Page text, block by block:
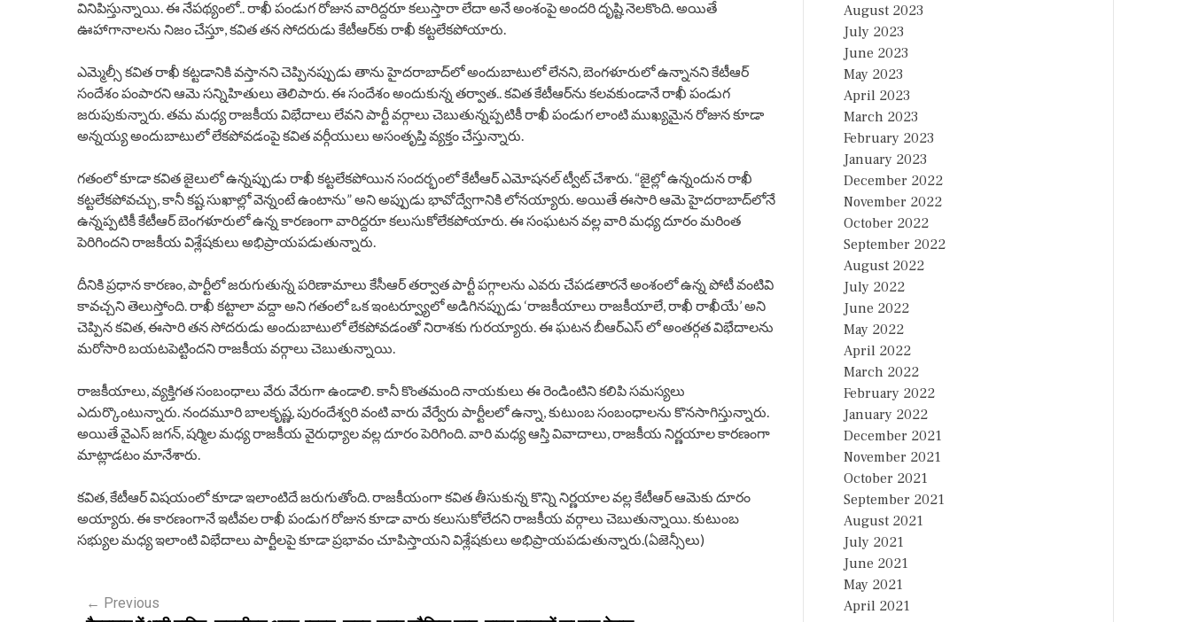
వినిపిస్తున్నాయి. ఈ నేపథ్యంలో.. రాఖీ పండుగ రోజున వారిద్దరూ కలుస్తారా లేదా అనే అంశంపై అందరి దృష్టి నెలకొంది. అయితే
ఊహాగానాలను నిజం చేస్తూ, కవిత తన సోదరుడు కేటీఆర్‌కు రాఖీ కట్టలేకపోయారు.
ఎమ్మెల్సీ కవిత రాఖీ కట్టడానికి వస్తానని చెప్పినప్పుడు తాను హైదరాబాద్‌లో అందుబాటులో లేనని, బెంగళూరులో ఉన్నానని కేటీఆర్
సందేశం పంపారని ఆమె సన్నిహితులు తెలిపారు. ఈ సందేశం అందుకున్న తర్వాత.. కవిత కేటీఆర్‌ను కలవకుండానే రాఖీ పండుగ
జరుపుకున్నారు. తమ మధ్య రాజకీయ విభేదాలు లేవని పార్టీ వర్గాలు చెబుతున్నప్పటికీ రాఖీ పండుగ లాంటి ముఖ్యమైన రోజున కూడా
అన్నయ్య అందుబాటులో లేకపోవడంపై కవిత వర్గీయులు అసంతృప్తి వ్యక్తం చేస్తున్నారు.
గతంలో కూడా కవిత జైలులో ఉన్నప్పుడు రాఖీ కట్టలేకపోయిన సందర్భంలో కేటీఆర్ ఎమోషనల్ ట్వీట్ చేశారు. “జైల్లో ఉన్నందున రాఖీ
కట్టలేకపోవచ్చు, కానీ కష్ట సుఖాల్లో వెన్నంటే ఉంటాను” అని అప్పుడు భావోద్వేగానికి లోనయ్యారు. అయితే ఈసారి ఆమె హైదరాబాద్‌లోనే
ఉన్నప్పటికీ కేటీఆర్ బెంగళూరులో ఉన్న కారణంగా వారిద్దరూ కలుసుకోలేకపోయారు. ఈ సంఘటన వల్ల వారి మధ్య దూరం మరింత
పెరిగిందని రాజకీయ విశ్లేషకులు అభిప్రాయపడుతున్నారు.
దీనికి ప్రధాన కారణం, పార్టీలో జరుగుతున్న పరిణామాలు కేసీఆర్ తర్వాత పార్టీ పగ్గాలను ఎవరు చేపడతారనే అంశంలో ఉన్న పోటీ వంటివి
కావచ్చని తెలుస్తోంది. రాఖీ కట్టాలా వద్దా అని గతంలో ఒక ఇంటర్వ్యూలో అడిగినప్పుడు ‘రాజకీయాలు రాజకీయాలే, రాఖీ రాఖీయే’ అని
చెప్పిన కవిత, ఈసారి తన సోదరుడు అందుబాటులో లేకపోవడంతో నిరాశకు గురయ్యారు. ఈ ఘటన బీఆర్ఎస్ లో అంతర్గత విభేదాలను
మరోసారి బయటపెట్టిందని రాజకీయ వర్గాలు చెబుతున్నాయి.
రాజకీయాలు, వ్యక్తిగత సంబంధాలు వేరు వేరుగా ఉండాలి. కానీ కొంతమంది నాయకులు ఈ రెండింటిని కలిపి సమస్యలు
ఎదుర్కొంటున్నారు. నందమూరి బాలకృష్ణ, పురందేశ్వరి వంటి వారు వేర్వేరు పార్టీలలో ఉన్నా, కుటుంబ సంబంధాలను కొనసాగిస్తున్నారు.
అయితే వైఎస్ జగన్, షర్మిల మధ్య రాజకీయ వైరుధ్యాల వల్ల దూరం పెరిగింది. వారి మధ్య ఆస్తి వివాదాలు, రాజకీయ నిర్ణయాల కారణంగా
మాట్లాడటం మానేశారు.
కవిత, కేటీఆర్ విషయంలో కూడా ఇలాంటిదే జరుగుతోంది. రాజకీయంగా కవిత తీసుకున్న కొన్ని నిర్ణయాల వల్ల కేటీఆర్ ఆమెకు దూరం
అయ్యారు. ఈ కారణంగానే ఇటీవల రాఖీ పండుగ రోజున కూడా వారు కలుసుకోలేదని రాజకీయ వర్గాలు చెబుతున్నాయి. కుటుంబ
సభ్యుల మధ్య ఇలాంటి విభేదాలు పార్టీలపై కూడా ప్రభావం చూపిస్తాయని విశ్లేషకులు అభిప్రాయపడుతున్నారు.(ఏజెన్సీలు)
P← Previous
August 2023
July 2023
June 2023
May 2023
April 2023
March 2023
February 2023
January 2023
December 2022
November 2022
October 2022
September 2022
August 2022
July 2022
June 2022
May 2022
April 2022
March 2022
February 2022
January 2022
December 2021
November 2021
October 2021
September 2021
August 2021
July 2021
June 2021
May 2021
April 2021